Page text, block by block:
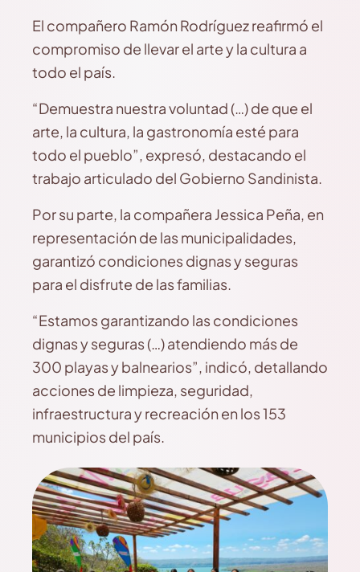
El compañero Ramón Rodríguez reafirmó el
compromiso de llevar el arte y la cultura a
todo el país.
“Demuestra nuestra voluntad (…) de que el
arte, la cultura, la gastronomía esté para
todo el pueblo”, expresó, destacando el
trabajo articulado del Gobierno Sandinista.
Por su parte, la compañera Jessica Peña, en
representación de las municipalidades,
garantizó condiciones dignas y seguras
para el disfrute de las familias.
“Estamos garantizando las condiciones
dignas y seguras (…) atendiendo más de
300 playas y balnearios”, indicó, detallando
acciones de limpieza, seguridad,
infraestructura y recreación en los 153
municipios del país.